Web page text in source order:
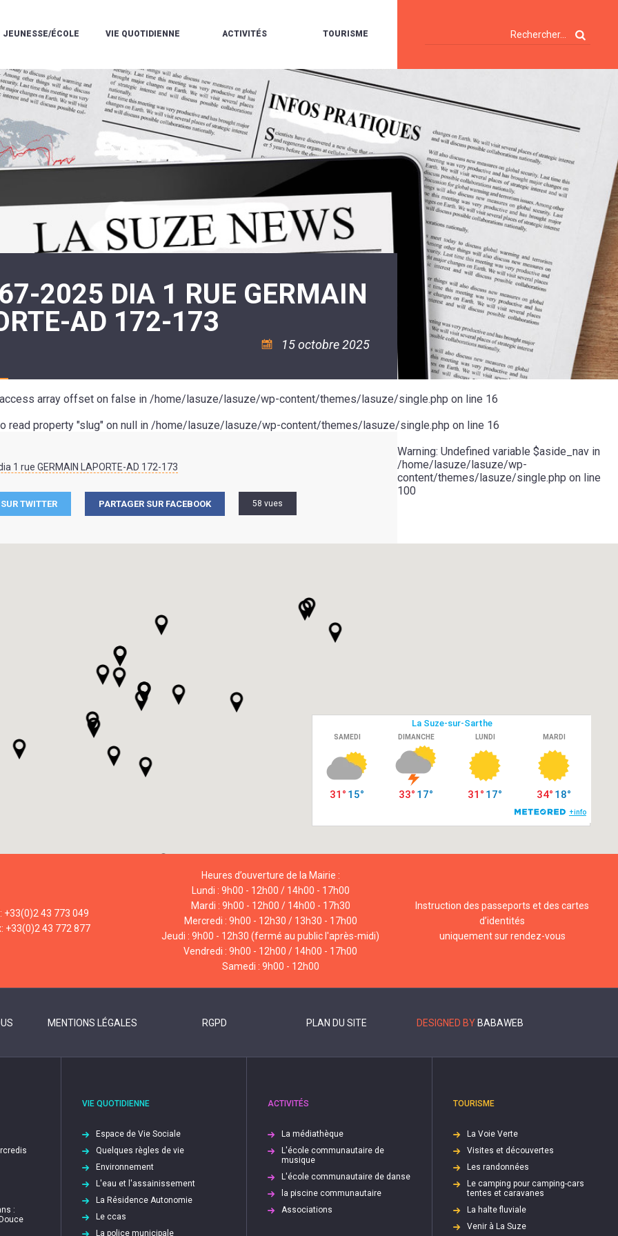
JEUNESSE/ÉCOLE
PÉRISCOLAIRE
18
ANS
VIE QUOTIDIENNE
ESPACE
VIE
SOCIALE
QUELQUES
RÈGLES
VIE
ENVIRONNEMENT
L'ASSAINISSEMENT
RÉSIDENCE
AUTONOMIE
LE
POLICE
MUNICIPALE
/
RISQUES
ACTIVITÉS
LA
MÉDIATHÈQUE
L'ÉCOLE
COMMUNAUTAIRE
DE
MUSIQUE
L'ÉCOLE
COMMUNAUTAIRE
DE
PISCINE
ASSOCIATIONS
TOURISME
LA
VISITES
ET
DÉCOUVERTES
LES
RANDONNÉES
CAMPING
CAMPING-
TENTES
ET
CARAVANES
HALTE
À
LA
array offset on false in /home/lasuze/lasuze/wp-content/themes/lasuze/single.php on line 16
read property "slug" on null in /home/lasuze/lasuze/wp-content/themes/lasuze/single.php on line 16
2025 DIA 1 RUE GERMAIN
AD 172-173
15 octobre 2025
1 rue GERMAIN LAPORTE-AD 172-173
TWITTER PARTAGER SUR FACEBOOK 58 vues
Warning: Undefined variable $aside_nav in
/home/lasuze/lasuze/wp-
content/themes/lasuze/single.php on line
100
+33(0)2 43 773 049
+33(0)2 43 772 877
Heures d’ouverture de la Mairie :
Lundi : 9h00 - 12h00 / 14h00 - 17h00
Mardi : 9h00 - 12h00 / 14h00 - 17h30
Mercredi : 9h00 - 12h30 / 13h30 - 17h00
Jeudi : 9h00 - 12h30 (fermé au public l'après-midi)
Vendredi : 9h00 - 12h00 / 14h00 - 17h00
Samedi : 9h00 - 12h00
Instruction des passeports et des cartes
d’identités
uniquement sur rendez-vous
MENTIONS LÉGALES RGPD PLAN DU SITE DESIGNED BY BABAWEB
:
VIE QUOTIDIENNE
Espace de Vie Sociale
Quelques règles de vie
Environnement
L'eau et l'assainissement
La Résidence Autonomie
Le ccas
La police municipale
ACTIVITÉS
La médiathèque
L'école communautaire de
musique
L'école communautaire de danse
la piscine communautaire
Associations
TOURISME
La Voie Verte
Visites et découvertes
Les randonnées
Le camping pour camping-cars
tentes et caravanes
La halte fluviale
Venir à La Suze